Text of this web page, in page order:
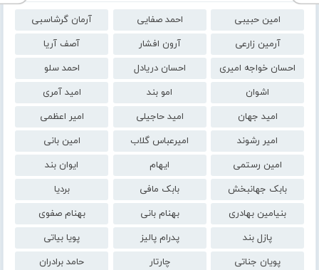
امین حبیبی احمد صفایی
آرمان گرشاسبی
آرمین زارعی
آرون افشار
آصف آریا
احسان خواجه امیری
احسان دریادل
احمد سلو
اشوان
امو بند
امید آمری
امید جهان
امید حاجیلی
امیر اعظمی
امیر رشوند
امیرعباس گلاب
امین بانی
امین رستمی
ایهام
ایوان بند
بابک جهانبخش
بابک مافی
بردیا
بنیامین بهادری
بهنام بانی
بهنام صفوی
پازل بند
پدرام پالیز
پویا بیاتی
پویان جناتی
چارتار
حامد برادران